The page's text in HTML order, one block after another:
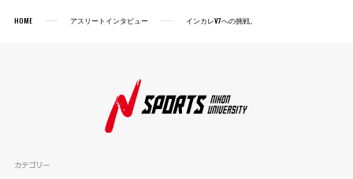
HOME アスリートインタビュー インカレV7への挑戦。
カテゴリー